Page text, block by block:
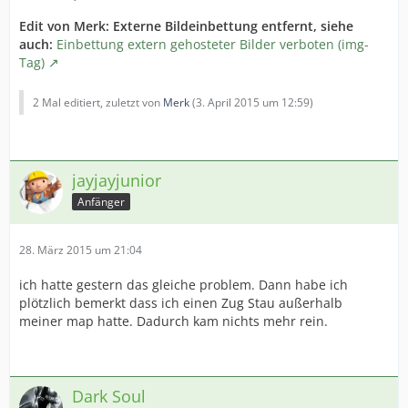
Edit von Merk: Externe Bildeinbettung entfernt, siehe
auch: Einbettung extern gehosteter Bilder verboten (img-
Tag)
2 Mal editiert, zuletzt von Merk(3. April 2015 um 12:59)
jayjayjunior
Anfänger
28. März 2015 um 21:04
ich hatte gestern das gleiche problem. Dann habe ich
plötzlich bemerkt dass ich einen Zug Stau außerhalb
meiner map hatte. Dadurch kam nichts mehr rein.
Dark Soul